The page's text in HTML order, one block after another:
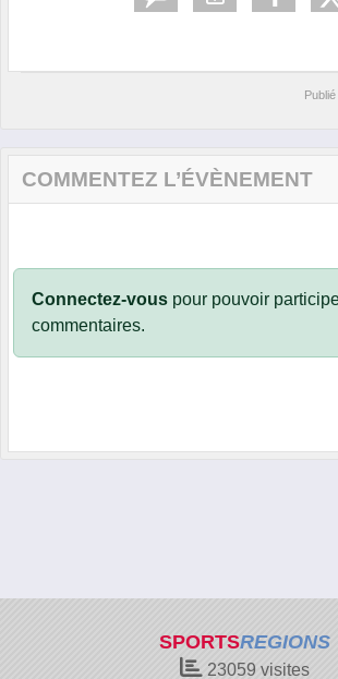
Publié
COMMENTEZ L’ÉVÈNEMENT
Connectez-vous pour pouvoir
commentaires.
SPORTSREGIONS
23059 visites